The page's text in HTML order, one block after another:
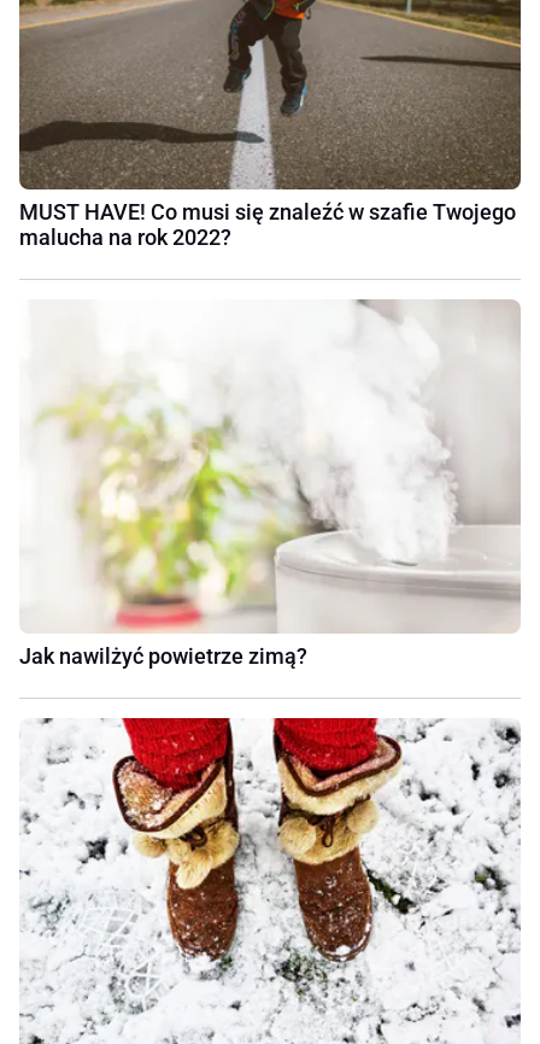
MUST HAVE! Co musi się znaleźć w szafie Twojego
malucha na rok 2022?
Jak nawilżyć powietrze zimą?